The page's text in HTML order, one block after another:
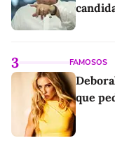
3 FAMOSOS
que